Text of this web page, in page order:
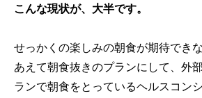
こんな現状が、大半です。
せっかくの楽しみの朝食が期待できな
あえて朝食抜きのプランにして、外
ランで朝食をとっているヘルスコン